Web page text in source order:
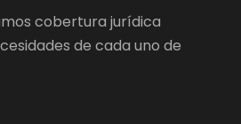
cobertura jurídica
de cada uno de